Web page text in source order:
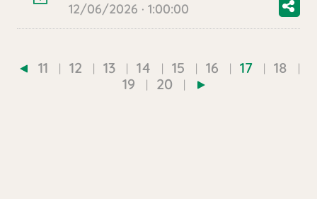
12/06/2026 · 1:00:00
11 12 13 14 15 16 17
18
19
20